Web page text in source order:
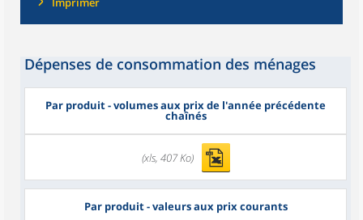
Dépenses de consommation des ménages
Par produit - volumes aux prix de l'année précédente
chaînés
(xls, 407 Ko)
Par produit - valeurs aux prix courants